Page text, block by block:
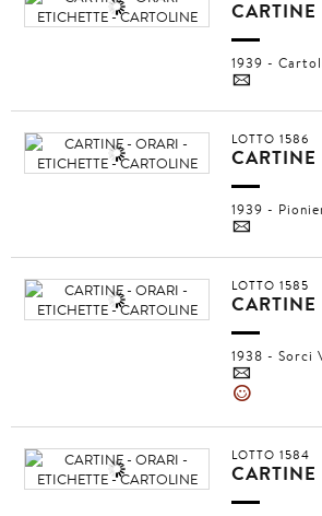
1939 -
4
LOTTO 1586
1939 -
4
LOTTO 1585
1938 - Sorci
4
»
LOTTO 1584